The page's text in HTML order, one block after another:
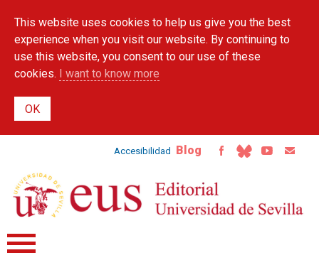
main
content
This website uses cookies to help us give you the best
experience when you visit our website. By continuing to
use this website, you consent to our use of these
cookies. I want to know more
Accesibilidad Blog